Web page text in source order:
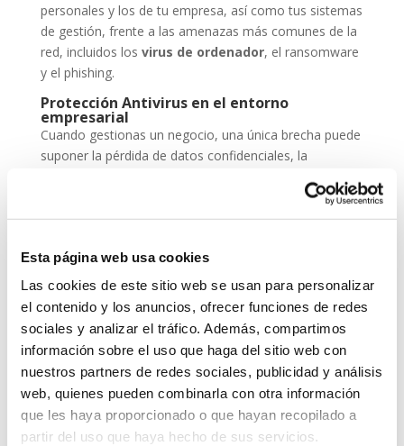
Esta página web usa cookies
Las cookies de este sitio web se usan para personalizar
el contenido y los anuncios, ofrecer funciones de redes
sociales y analizar el tráfico. Además, compartimos
información sobre el uso que haga del sitio web con
nuestros partners de redes sociales, publicidad y análisis
web, quienes pueden combinarla con otra información
que les haya proporcionado o que hayan recopilado a
partir del uso que haya hecho de sus servicios.
personales y los de tu empresa, así como tus sistemas
de gestión, frente a las amenazas más comunes de la
red, incluidos los virus de ordenador, el ransomware
y el phishing.
Protección Antivirus en el entorno
empresarial
Cuando gestionas un negocio, una única brecha puede
suponer la pérdida de datos confidenciales, la
protección antivirusno
puede ser una opción, sino una inversión
cibernética.
ESET NOD 32 ofrece versiones adaptadas para
entornos empresariales, con consolas de
administración remota y escaneos programados. De
este modo, puedes garantizar que todos los
dispositivos de tu red estén seguros, actualizados y
libres de amenazas.
Grupo-System, ¿Quiénes somos?